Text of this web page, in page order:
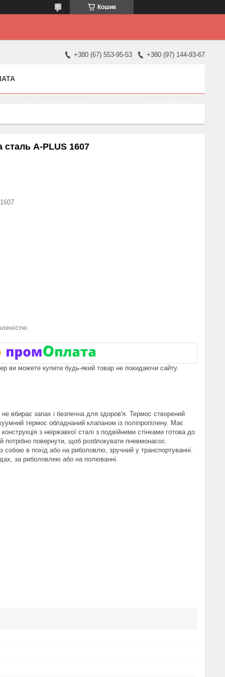
Кошик
+380 (67) 553-95-53 +380 (97) 144-93-67
A-PLUS 1607
1607
ви можете купити будь-який товар не покидаючи сайту.
вбирає запах і безпечна для здоров'я. Термос створений
термос обладнаний клапаном із поліпропілену. Має
з неіржавкої сталі з подвійними стінками готова до
повернути, щоб розблокувати пневмонасос.
в похід або на риболовлю, зручний у транспортуванні.
за риболовлею або на полюванні.